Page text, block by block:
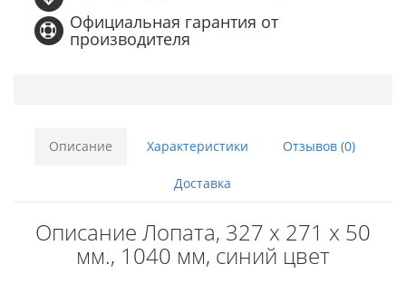
Официальная гарантия от
производителя
Описание Характеристики Отзывов (0)
Доставка
Описание Лопата, 327 x 271 x 50
мм., 1040 мм, синий цвет